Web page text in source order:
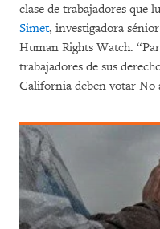
clase de trabajadores que
Simet, investigadora
Human Rights Watch.
trabajadores de sus
California deben votar No